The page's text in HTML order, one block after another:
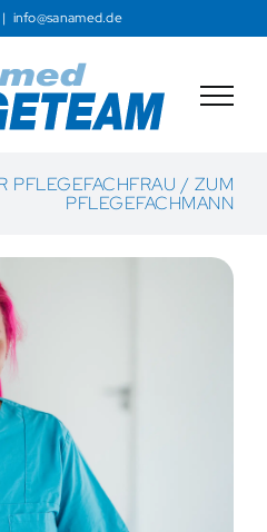
| info@sanamed.de
PFLEGEFACHFRAU / ZUM
PFLEGEFACHMANN